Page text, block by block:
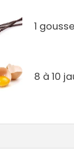
1
8 à 10